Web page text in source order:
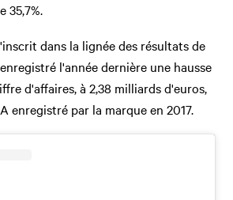
35,7%.
dans la lignée des résultats de
l'année dernière une hausse
d'affaires, à 2,38 milliards d'euros,
enregistré par la marque en 2017.